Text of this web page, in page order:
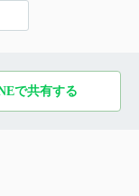
で共有する